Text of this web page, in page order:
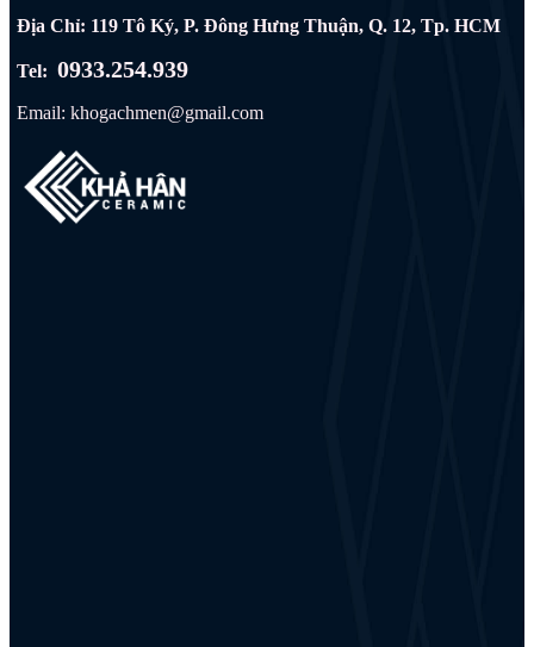
Địa Chỉ: 119 Tô Ký, P. Đông Hưng Thuận, Q. 12, Tp. HCM
Tel:0933.254.939
Email: khogachmen@gmail.com